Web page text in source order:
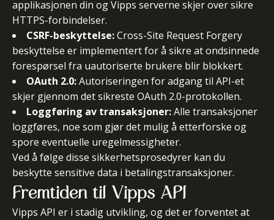
applikasjonen din og Vipps serverne skjer over sikre
HTTPS-forbindelser.
CSRF-beskyttelse:Cross-Site Request Forgery
beskyttelse er implementert for å sikre at ondsinnede
forespørsel fra uautoriserte brukere blir blokkert.
OAuth 2.0:Autoriseringen for adgang til API-et
skjer gjennom det sikreste OAuth 2.0-protokollen.
Loggføring av transaksjoner:Alle transaksjoner
loggføres, noe som gjør det mulig å etterforske og
spore eventuelle uregelmessigheter.
Ved å følge disse sikkerhetsprosedyrer kan du
beskytte sensitive data i betalingstransaksjoner.
Fremtiden til Vipps API
Vipps API er i stadig utvikling, og det er forventet at